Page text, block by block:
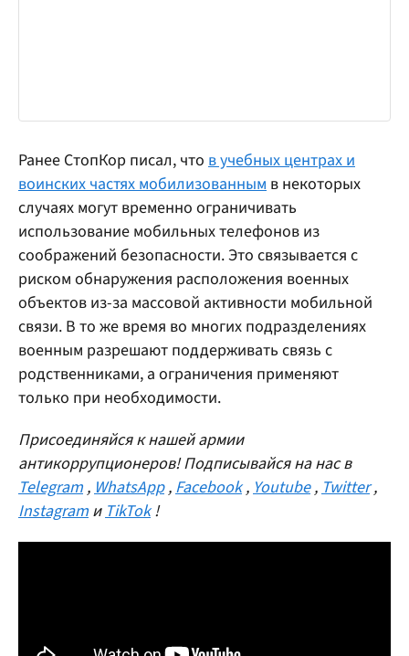
Ранее СтопКор писал, что в учебных центрах и
воинских частях мобилизованным в некоторых
случаях могут временно ограничивать
использование мобильных телефонов из
соображений безопасности. Это связывается с
риском обнаружения расположения военных
объектов из-за массовой активности мобильной
связи. В то же время во многих подразделениях
военным разрешают поддерживать связь с
родственниками, а ограничения применяют
только при необходимости.
Присоединяйся к нашей армии
антикоррупционеров! Подписывайся на нас в
Telegram ,WhatsApp ,Facebook ,Youtube ,Twitter ,
Instagram иTikTok !